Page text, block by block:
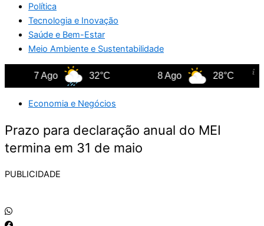
Política
Tecnologia e Inovação
Saúde e Bem-Estar
Meio Ambiente e Sustentabilidade
7 Ago 32°C 8 Ago 28°C
Economia e Negócios
Prazo para declaração anual do MEI
termina em 31 de maio
PUBLICIDADE